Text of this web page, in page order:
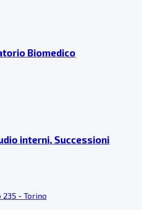
Biomedico
interni, Successioni
235 - Torino